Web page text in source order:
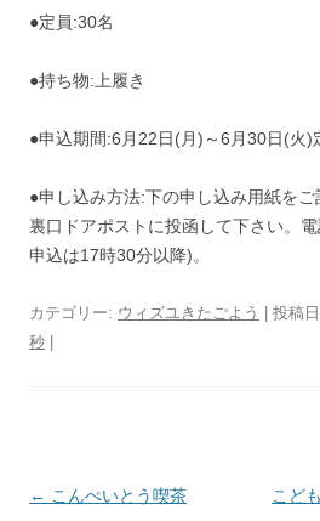
●定員:30名
●持ち物:上履き
●申込期間:6月22日(月)～6月30日(火)
●申し込み方法:下の申し込み用紙を
裏口ドアポストに投函して下さい。
申込は17時30分以降)。
カテゴリー: ウィズユきたごよう | 投稿
秒
投
← こんぺいとう喫茶 こど